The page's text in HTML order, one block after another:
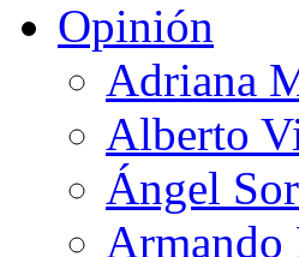
Opinión
Adriana
Alberto
Ángel
Armando